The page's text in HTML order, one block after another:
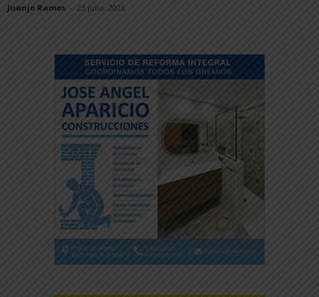
Juanjo Ramos - 23 julio, 2026